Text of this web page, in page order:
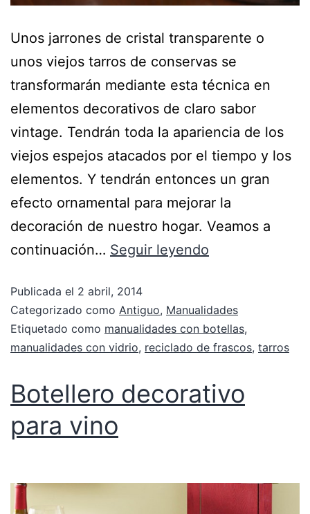
Unos jarrones de cristal transparente o
unos viejos tarros de conservas se
transformarán mediante esta técnica en
elementos decorativos de claro sabor
vintage. Tendrán toda la apariencia de los
viejos espejos atacados por el tiempo y los
elementos. Y tendrán entonces un gran
efecto ornamental para mejorar la
decoración de nuestro hogar. Veamos a
continuación… Seguir leyendo
Publicada el 2 abril, 2014
Categorizado como Antiguo, Manualidades
Etiquetado como manualidades con botellas,
manualidades con vidrio, reciclado de frascos, tarros
Botellero decorativo
para vino